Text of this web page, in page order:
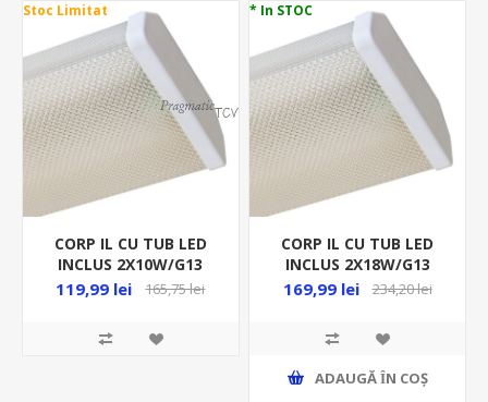
Stoc Limitat
CORP IL CU TUB LED
INCLUS 2X10W/G13
4000K/1700LM,
119,99 lei 165,75 lei
* In STOC
CORP IL CU TUB LED
INCLUS 2X18W/G13
4000K/3400LM,
169,99 lei 234,20 lei
ADAUGĂ ȊN COŞ